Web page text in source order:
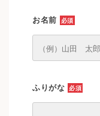
お名前 必須
ふりがな 必須